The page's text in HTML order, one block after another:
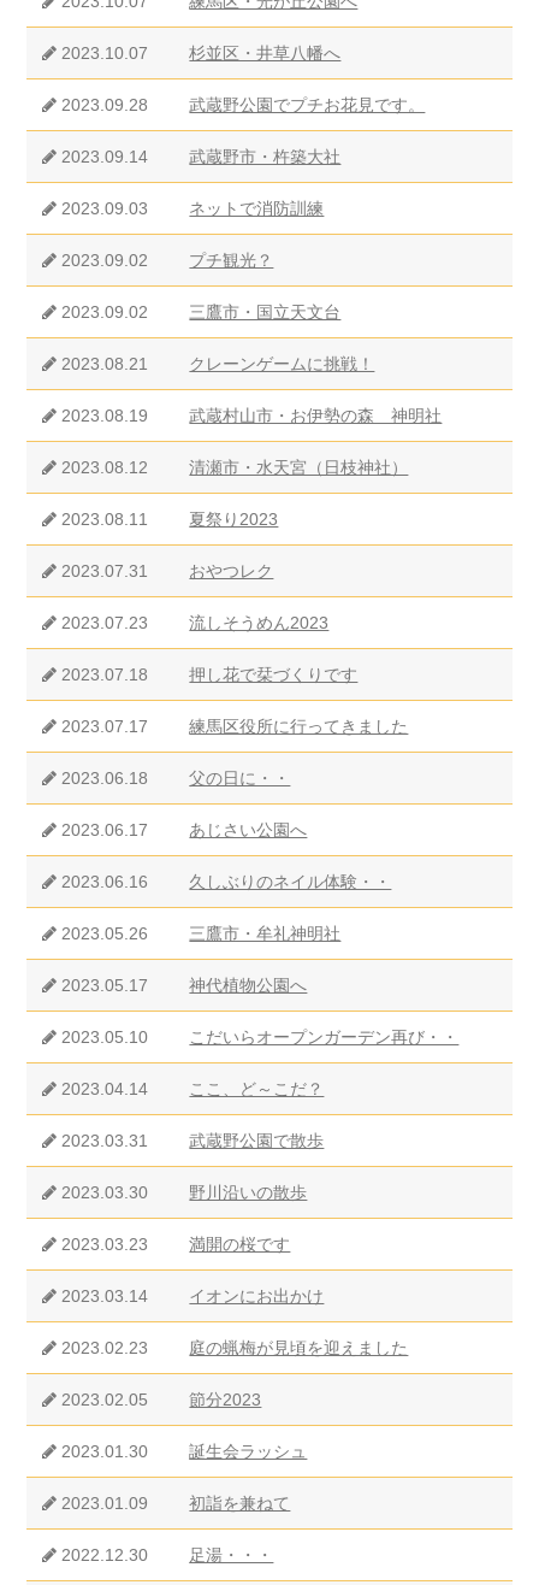
2023.10.07 杉並区・井草八幡へ
2023.09.28 武蔵野公園でプチお花見です。
2023.09.14 武蔵野市・杵築大社
2023.09.03 ネットで消防訓練
2023.09.02 プチ観光？
2023.09.02 三鷹市・国立天文台
2023.08.21 クレーンゲームに挑戦！
2023.08.19 武蔵村山市・お伊勢の森 神明社
2023.08.12 清瀬市・水天宮（日枝神社）
2023.08.11 夏祭り2023
2023.07.31 おやつレク
2023.07.23 流しそうめん2023
2023.07.18 押し花で栞づくりです
2023.07.17 練馬区役所に行ってきました
2023.06.18 父の日に・・
2023.06.17 あじさい公園へ
2023.06.16 久しぶりのネイル体験・・
2023.05.26 三鷹市・牟礼神明社
2023.05.17 神代植物公園へ
2023.05.10 こだいらオープンガーデン再び・・
2023.04.14 ここ、ど～こだ？
2023.03.31 武蔵野公園で散歩
2023.03.30 野川沿いの散歩
2023.03.23 満開の桜です
2023.03.14 イオンにお出かけ
2023.02.23 庭の蝋梅が見頃を迎えました
2023.02.05 節分2023
2023.01.30 誕生会ラッシュ
2023.01.09 初詣を兼ねて
2022.12.30 足湯・・・